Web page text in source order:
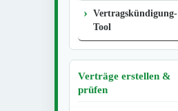
Vertragskündigung-
Tool
Verträge erstellen &
prüfen